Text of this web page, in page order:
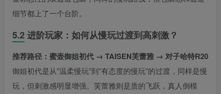
细节都上了一个台阶。
5.2 进阶玩家：如何从慢玩过渡到高刺激？
推荐路径：蜜壶御姐初代 → TAISEN芙蕾雅 → 对子哈特R20
御姐初代是从”温柔慢玩”到”有态度的慢玩”的过渡，同样是慢
玩，但刺激感明显增强。芙蕾雅则是质的飞跃，真人倒模